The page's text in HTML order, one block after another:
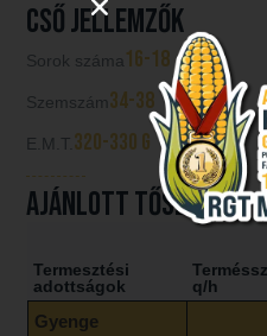
Cső jellemzők
Sorok száma 16-18
Szemszám 34-38
E.M.T. 320-330 g
AJÁNLOTT TŐSZÁM
Termesztési
adottságok
q/h
Gyenge